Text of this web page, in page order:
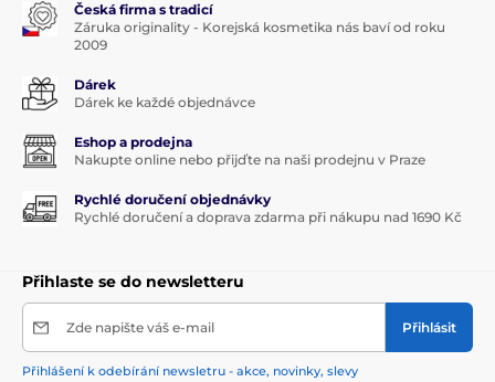
Česká firma s tradicí
Záruka originality - Korejská kosmetika nás baví od roku
2009
Dárek
Dárek ke každé objednávce
Eshop a prodejna
Nakupte online nebo přijďte na naši prodejnu v Praze
Rychlé doručení objednávky
Rychlé doručení a doprava zdarma při nákupu nad 1690 Kč
Přihlaste se do newsletteru
Zde napište váš e-mail Přihlásit
Přihlášení k odebírání newsletru - akce, novinky, slevy